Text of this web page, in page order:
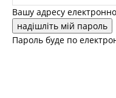
Вашу адресу
Пароль буде по